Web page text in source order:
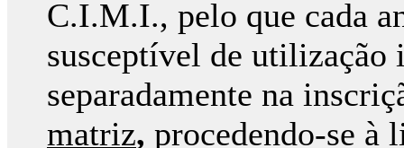
C.I.M.I., pelo que cada
susceptível de utilização
separadamente na
matriz, procedendo-se à